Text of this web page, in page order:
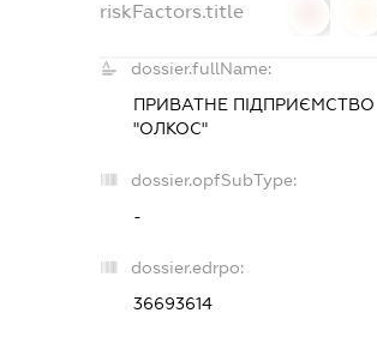
riskFactors.title
dossier.fullName:
ПРИВАТНЕ ПІДПРИЄМСТВО
"ОЛКОС"
dossier.opfSubType:
-
dossier.edrpo:
36693614